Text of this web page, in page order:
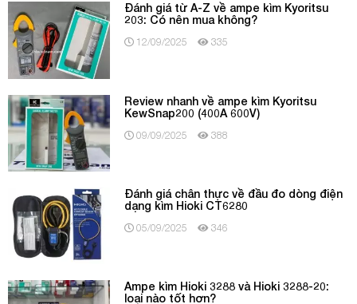
Đánh giá từ A-Z về ampe kìm Kyoritsu
203: Có nên mua không?
12/09/2025 335
Review nhanh về ampe kìm Kyoritsu
KewSnap200 (400A 600V)
09/09/2025 388
Đánh giá chân thực về đầu đo dòng điện
dạng kìm Hioki CT6280
05/09/2025 346
Ampe kìm Hioki 3288 và Hioki 3288-20:
loại nào tốt hơn?